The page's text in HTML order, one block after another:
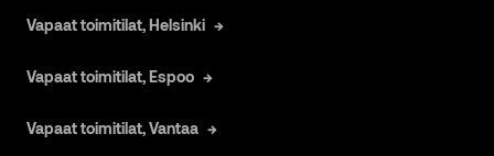
Vapaat toimitilat, Helsinki
Vapaat toimitilat, Espoo
Vapaat toimitilat, Vantaa